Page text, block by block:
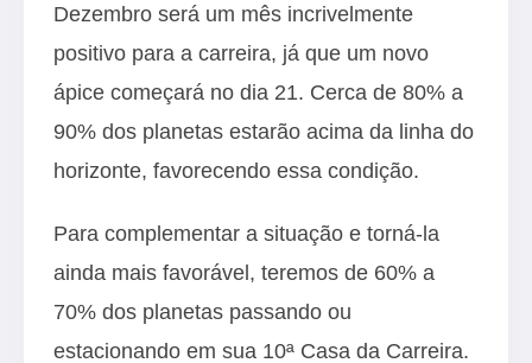
Dezembro será um mês incrivelmente
positivo para a carreira, já que um novo
ápice começará no dia 21. Cerca de 80% a
90% dos planetas estarão acima da linha do
horizonte, favorecendo essa condição.
Para complementar a situação e torná-la
ainda mais favorável, teremos de 60% a
70% dos planetas passando ou
estacionando em sua 10ª Casa da Carreira.